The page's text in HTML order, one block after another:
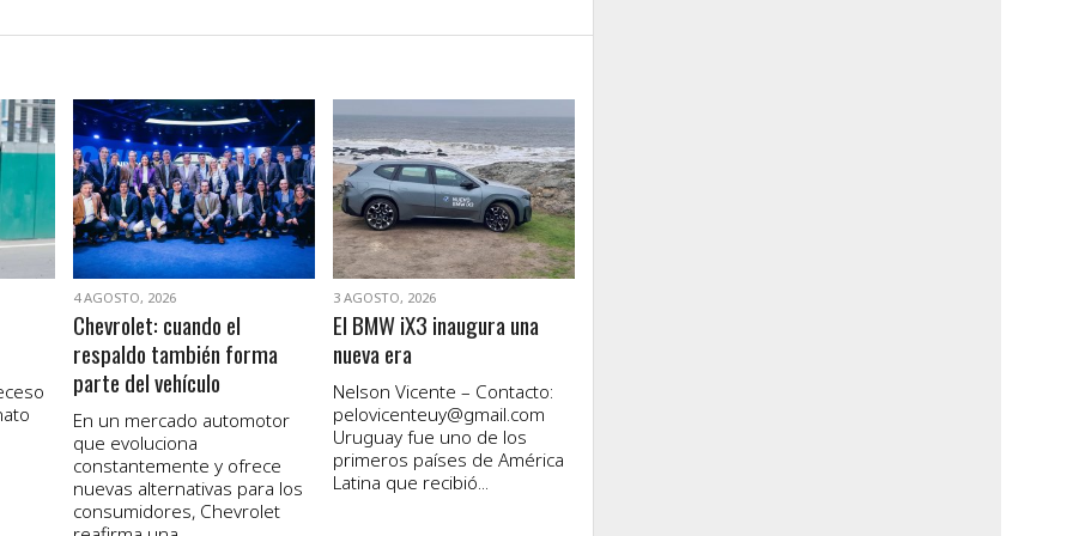
VER NOTA
4 AGOSTO, 2026
Chevrolet: cuando el
respaldo también forma
parte del vehículo
En un mercado automotor
que evoluciona
constantemente y ofrece
nuevas alternativas para los
consumidores, Chevrolet
VER NOTA
3 AGOSTO, 2026
El BMW iX3 inaugura una
nueva era
Nelson Vicente – Contacto:
pelovicenteuy@gmail.com
Uruguay fue uno de los
primeros países de América
Latina que recibió...